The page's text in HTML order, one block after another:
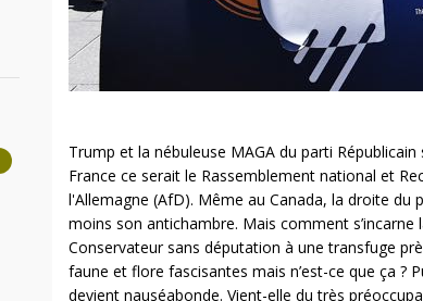
Trump et la nébuleuse MAGA du parti
France ce serait le Rassemblement national et
l'Allemagne (AfD). Même au Canada, la droite
moins son antichambre. Mais comment
Conservateur sans députation à une transfuge
faune et flore fascisantes mais n’est-ce que ça ?
devient nauséabonde. Vient-elle du très